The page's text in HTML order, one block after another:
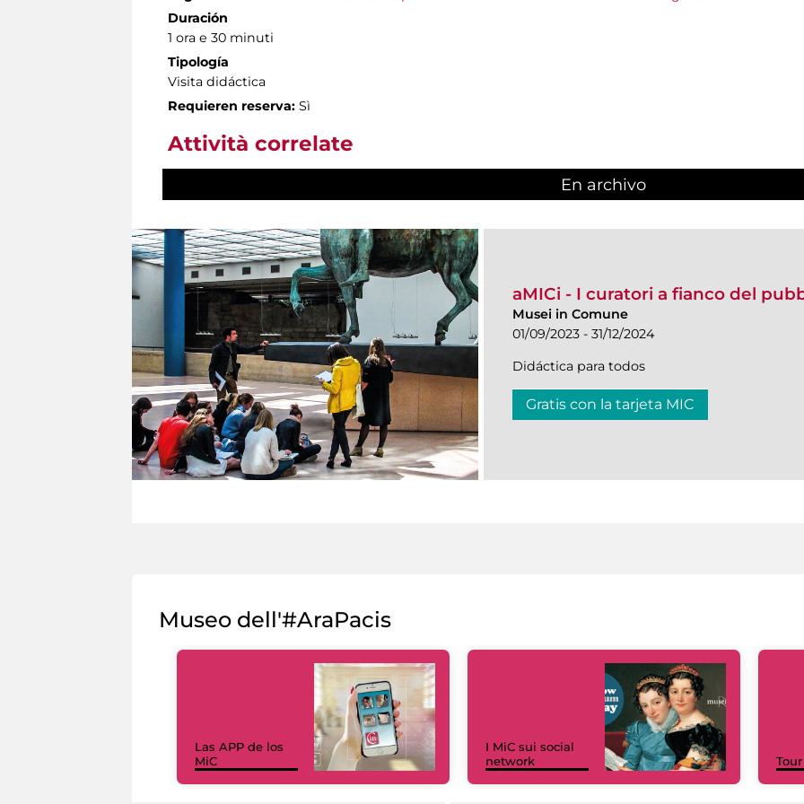
Duración
1 ora e 30 minuti
Tipología
Visita didáctica
Requieren reserva: Sì
Attività correlate
En archivo
aMICi - I curatori a fianco del
Musei in Comune
01/09/2023 - 31/12/2024
Didáctica para todos
Gratis con la tarjeta MIC
Museo dell'#AraPacis
Las APP de los
MiC
I MiC sui social
network